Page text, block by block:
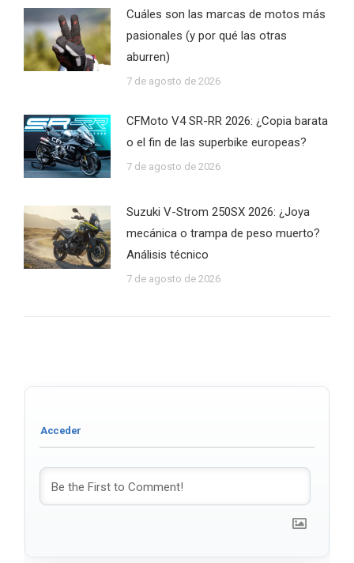
Cuáles son las marcas de motos más
pasionales (y por qué las otras
aburren)
7 de agosto de 2026
CFMoto V4 SR-RR 2026: ¿Copia barata
o el fin de las superbike europeas?
7 de agosto de 2026
Suzuki V-Strom 250SX 2026: ¿Joya
mecánica o trampa de peso muerto?
Análisis técnico
7 de agosto de 2026